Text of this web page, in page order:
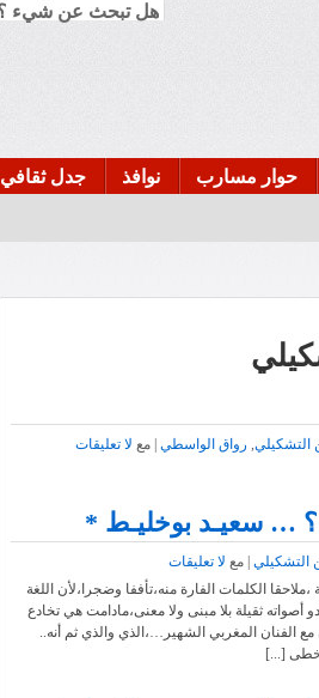
حوار مسارب نوافذ جدل ثقافي
التشكيلي, رواق الواسطي | مع لا تعليقات
… سعيـد بوخليـط *
التشكيلي | مع لا تعليقات
الكلمات الفارة منه،تأففا وضجرا،لأن اللغة
ثقيلة بلا مبنى ولا معنى،مادامت هي تخادع
الفنان المغربي الشهير…،الذي والذي ثم أنه..
[...]